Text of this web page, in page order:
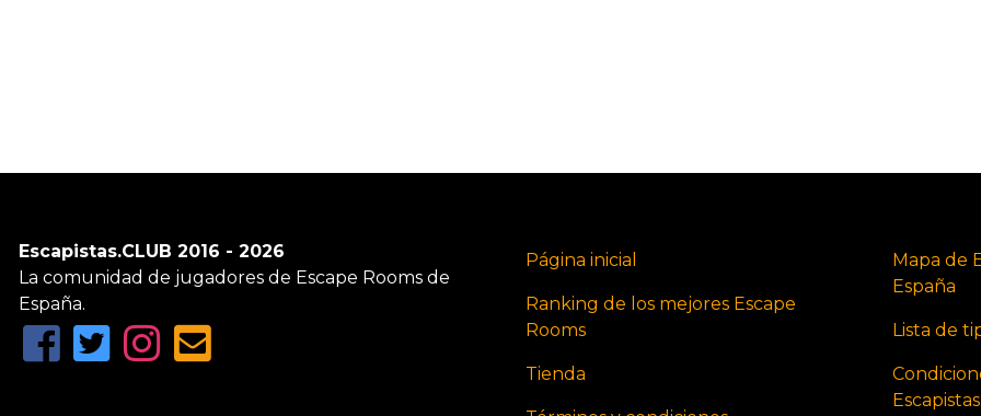
Escapistas.CLUB 2016 - 2026
La comunidad de jugadores de Escape Rooms de
España.
Página inicial
Ranking de los mejores Escape
Rooms
Tienda
Mapa de
España
Lista de